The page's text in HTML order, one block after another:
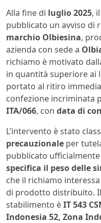
Alla fine di luglio 2025, il
pubblicato un avviso di
marchio Olbiesina,
azienda con sede a
richiamo è motivato
in quantità superiore ai
portato al ritiro
confezione incriminata
ITA/066, con data di
L’intervento è stato
precauzionale per
pubblicato
specifica il peso delle
che il richiamo
di prodotto distribuito.
stabilimento èIT 543
Indonesia 52, Zona